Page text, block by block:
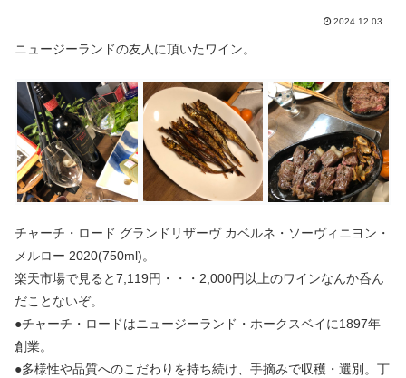
2024.12.03
ニュージーランドの友人に頂いたワイン。
チャーチ・ロード グランドリザーヴ カベルネ・ソーヴィニヨン・
メルロー 2020(750ml)。
楽天市場で見ると7,119円・・・2,000円以上のワインなんか呑ん
だことないぞ。
●チャーチ・ロードはニュージーランド・ホークスベイに1897年
創業。
●多様性や品質へのこだわりを持ち続け、手摘みで収穫・選別。丁